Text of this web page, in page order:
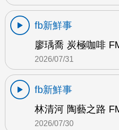
fb新鮮事
廖瑀喬 炭極咖啡
2026/07/31
fb新鮮事
林清河 陶藝之路
2026/07/30